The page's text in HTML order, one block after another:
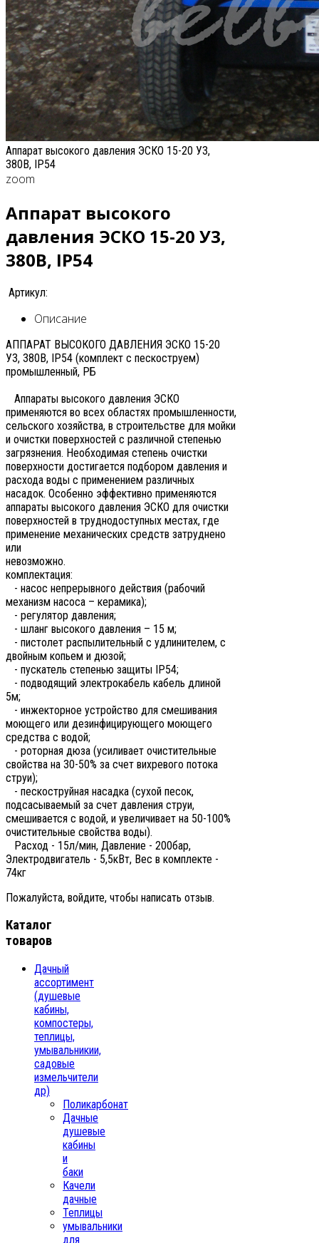
Аппарат высокого давления ЭСКО 15-20 У3,
380В, IP54
zoom
Аппарат высокого
давления ЭСКО 15-20 У3,
380В, IP54
Артикул:
Описание
АППАРАТ ВЫСОКОГО ДАВЛЕНИЯ ЭСКО 15-20
У3, 380В, IP54 (комплект с пескоструем)
промышленный, РБ
Аппараты высокого давления ЭСКО
применяются во всех областях промышленности,
сельского хозяйства, в строительстве для мойки
и очистки поверхностей с различной степенью
загрязнения. Необходимая степень очистки
поверхности достигается подбором давления и
расхода воды с применением различных
насадок. Особенно эффективно применяются
аппараты высокого давления ЭСКО для очистки
поверхностей в труднодоступных местах, где
применение механических средств затруднено
или
комплектация:
- насос непрерывного действия (рабочий
механизм насоса – керамика);
- регулятор давления;
- шланг высокого давления – 15 м;
- пистолет распылительный с удлинителем, с
двойным копьем и дюзой;
- пускатель степенью защиты IP54;
- подводящий электрокабель кабель длиной
5м;
- инжекторное устройство для смешивания
моющего или дезинфицирующего моющего
средства с водой;
- роторная дюза (усиливает очистительные
свойства на 30-50% за счет вихревого потока
струи);
- пескоструйная насадка (сухой песок,
подсасываемый за счет давления струи,
смешивается с водой, и увеличивает на 50-100%
очистительные свойства воды).
Расход - 15л/мин, Давление - 200бар,
Электродвигатель - 5,5кВт, Вес в комплекте -
74кг
Пожалуйста, войдите, чтобы написать отзыв.
Каталог
товаров
Дачный
ассортимент
(душевые
кабины,
компостеры,
теплицы,
умывальникии,
садовые
измельчители
др)
Поликарбонат
Дачные
душевые
кабины
и
баки
Качели
дачные
Теплицы
умывальники
для